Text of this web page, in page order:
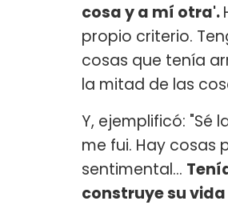
cosa y a mí otra'.
propio criterio.
cosas que tenía
la mitad de las
Y, ejemplificó: "Sé
me fui. Hay cosas
sentimental...
construye su